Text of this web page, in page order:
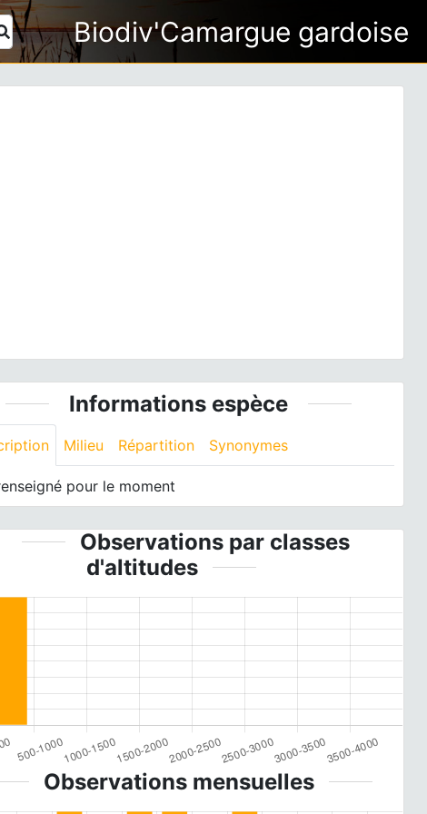
Biodiv'Camargue gardoise
Informations espèce
Milieu Répartition Synonymes
pour le moment
Observations par classes
d'altitudes
Observations mensuelles